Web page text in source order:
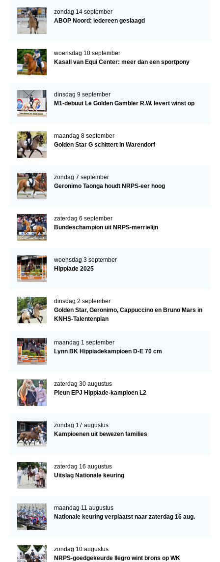
zondag 14 september
ABOP Noord: iedereen geslaagd
woensdag 10 september
Kasall van Equi Center: meer dan een sportpony
dinsdag 9 september
M1-debuut Le Golden Gambler R.W. levert winst op
maandag 8 september
Golden Star G schittert in Warendorf
zondag 7 september
Geronimo Taonga houdt NRPS-eer hoog
zaterdag 6 september
Bundeschampion uit NRPS-merrielijn
woensdag 3 september
Hippiade 2025
dinsdag 2 september
Golden Star, Geronimo, Cappuccino en Bruno Mars in
KNHS-Talentenplan
maandag 1 september
Lynn BK Hippiadekampioen D-E 70 cm
zaterdag 30 augustus
Pleun EPJ Hippiade-kampioen L2
zondag 17 augustus
Kampioenen uit bewezen families
zaterdag 16 augustus
Uitslag Nationale keuring
maandag 11 augustus
Nationale keuring verplaatst naar zaterdag 16 aug.
zondag 10 augustus
NRPS-goedgekeurde Ilegro wint brons op WK